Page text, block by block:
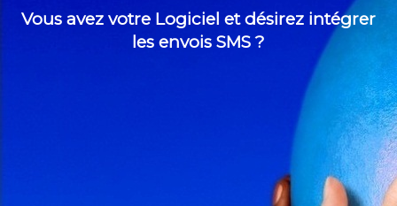
Vous avez votre Logiciel et désirez intégrer
les envois SMS ?